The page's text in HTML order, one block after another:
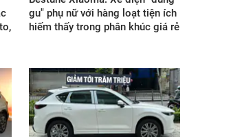
gu" phụ nữ với hàng loạt tiện ích
hiếm thấy trong phân khúc giá rẻ